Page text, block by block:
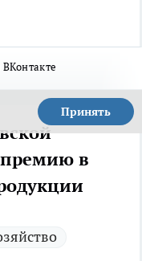
Принять
премию в